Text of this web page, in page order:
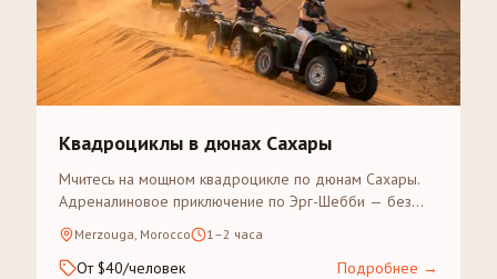
Квадроциклы в дюнах Сахары
Мчитесь на мощном квадроцикле по дюнам Сахары.
Адреналиновое приключение по Эрг-Шебби — без
опыта вождения.
Merzouga, Morocco 1–2 часа
От $40/человек Подробнее →